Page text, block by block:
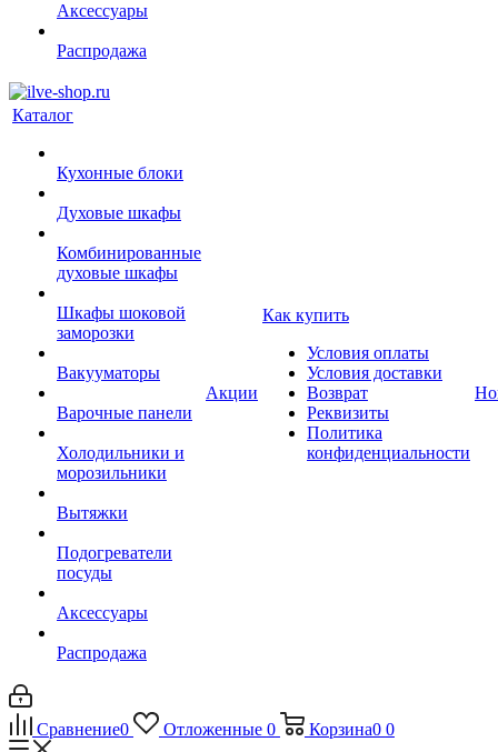
Аксессуары
Распродажа
Каталог
Кухонные блоки
Духовые шкафы
Комбинированные
духовые шкафы
Шкафы шоковой
заморозки
Вакууматоры
Варочные панели
Холодильники и
морозильники
Вытяжки
Подогреватели
посуды
Аксессуары
Распродажа
Акции
Как купить
Условия оплаты
Условия доставки
Возврат
Реквизиты
Политика
конфиденциальности
Сравнение0 Отложенные 0 Корзина0 0